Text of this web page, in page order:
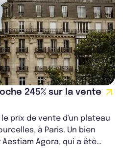
245% sur la vente
le prix de vente d'un plateau
à Paris. Un bien
Agora, qui a été